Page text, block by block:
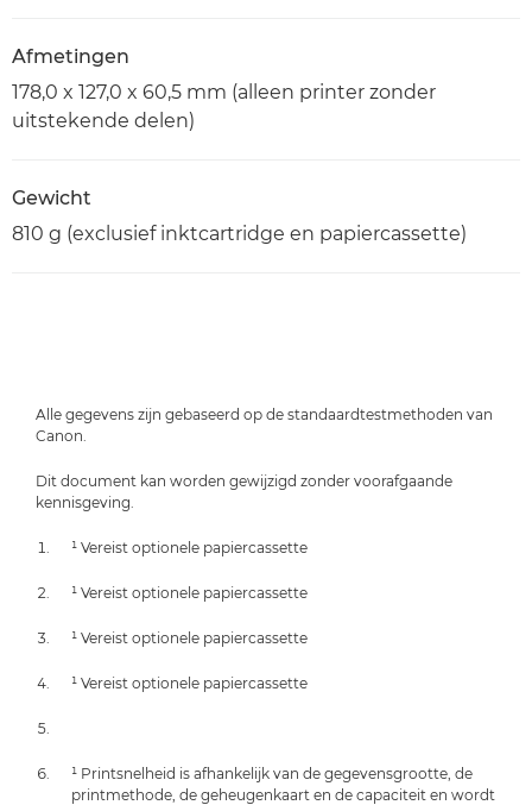
Afmetingen
178,0 x 127,0 x 60,5 mm (alleen printer zonder
uitstekende delen)
Gewicht
810 g (exclusief inktcartridge en papiercassette)
Alle gegevens zijn gebaseerd op de standaardtestmethoden van
Canon.
Dit document kan worden gewijzigd zonder voorafgaande
kennisgeving.
¹ Vereist optionele papiercassette
¹ Vereist optionele papiercassette
¹ Vereist optionele papiercassette
¹ Vereist optionele papiercassette
¹ Printsnelheid is afhankelijk van de gegevensgrootte, de
printmethode, de geheugenkaart en de capaciteit en wordt